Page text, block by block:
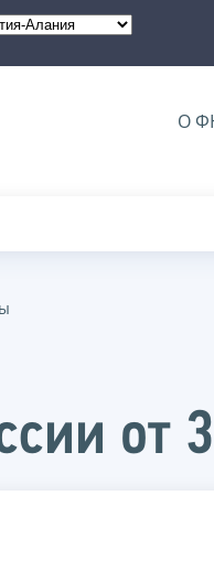
О
от